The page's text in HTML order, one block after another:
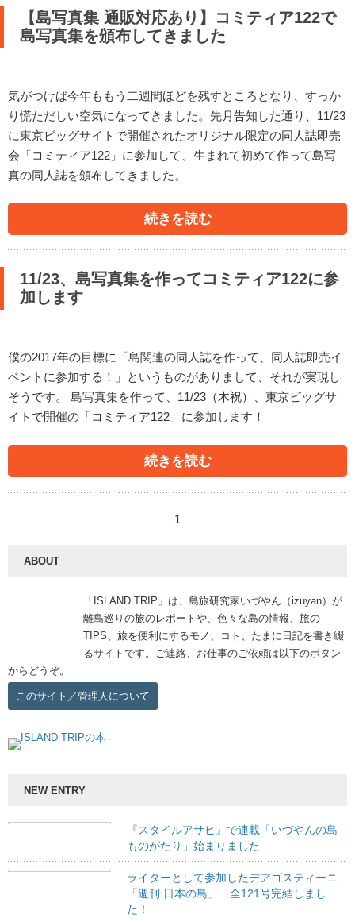
【島写真集 通販対応あり】コミティア122で
島写真集を頒布してきました
気がつけば今年ももう二週間ほどを残すところとなり、すっか
り慌ただしい空気になってきました。先月告知した通り、11/23
に東京ビッグサイトで開催されたオリジナル限定の同人誌即売
会「コミティア122」に参加して、生まれて初めて作って島写
真の同人誌を頒布してきました。
続きを読む
11/23、島写真集を作ってコミティア122に参
加します
僕の2017年の目標に「島関連の同人誌を作って、同人誌即売イ
ベントに参加する！」というものがありまして、それが実現し
そうです。 島写真集を作って、11/23（木祝）、東京ビッグサ
イトで開催の「コミティア122」に参加します！
続きを読む
1
ABOUT
「ISLAND TRIP」は、島旅研究家いづやん（izuyan）が
離島巡りの旅のレポートや、色々な島の情報、旅の
TIPS、旅を便利にするモノ、コト、たまに日記を書き綴
るサイトです。ご連絡、お仕事のご依頼は以下のボタン
からどうぞ。
このサイト／管理人について
NEW ENTRY
『スタイルアサヒ』で連載「いづやんの島
ものがたり」始まりました
ライターとして参加したデアゴスティーニ
「週刊 日本の島」 全121号完結しまし
た！